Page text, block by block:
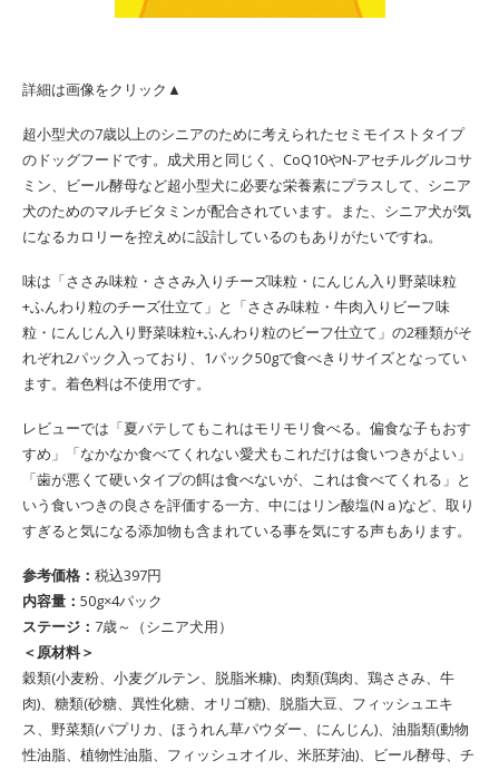
詳細は画像をクリック▲
超小型犬の7歳以上のシニアのために考えられたセミモイストタイプ
のドッグフードです。成犬用と同じく、CoQ10やN-アセチルグルコサ
ミン、ビール酵母など超小型犬に必要な栄養素にプラスして、シニア
犬のためのマルチビタミンが配合されています。また、シニア犬が気
になるカロリーを控えめに設計しているのもありがたいですね。
味は「ささみ味粒・ささみ入りチーズ味粒・にんじん入り野菜味粒
+ふんわり粒のチーズ仕立て」と「ささみ味粒・牛肉入りビーフ味
粒・にんじん入り野菜味粒+ふんわり粒のビーフ仕立て」の2種類がそ
れぞれ2パック入っており、1パック50gで食べきりサイズとなってい
ます。着色料は不使用です。
レビューでは「夏バテしてもこれはモリモリ食べる。偏食な子もおす
すめ」「なかなか食べてくれない愛犬もこれだけは食いつきがよい」
「歯が悪くて硬いタイプの餌は食べないが、これは食べてくれる」と
いう食いつきの良さを評価する一方、中にはリン酸塩(Nａ)など、取り
すぎると気になる添加物も含まれている事を気にする声もあります。
参考価格： 税込397円
内容量： 50g×4パック
ステージ： 7歳～（シニア犬用）
＜原材料＞
穀類(小麦粉、小麦グルテン、脱脂米糠)、肉類(鶏肉、鶏ささみ、牛
肉)、糖類(砂糖、異性化糖、オリゴ糖)、脱脂大豆、フィッシュエキ
ス、野菜類(パプリカ、ほうれん草パウダー、にんじん)、油脂類(動物
性油脂、植物性油脂、フィッシュオイル、米胚芽油)、ビール酵母、チ